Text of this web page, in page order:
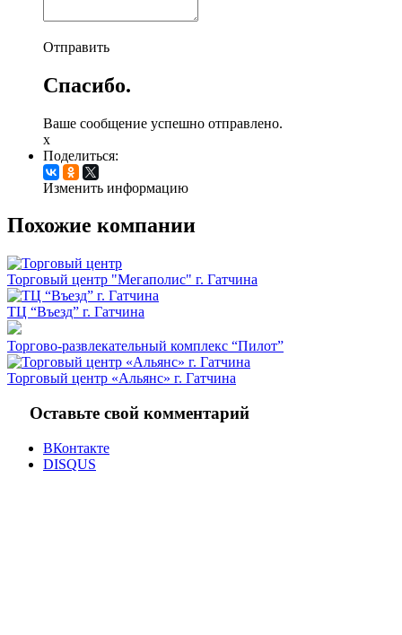
Отправить
Спасибо.
Ваше сообщение успешно отправлено.
x
Поделиться:
Изменить информацию
Похожие компании
Торговый центр "Мегаполис" г. Гатчина
ТЦ “Въезд” г. Гатчина
Торгово-развлекательный комплекс “Пилот”
Торговый центр «Альянс» г. Гатчина
Оставьте свой комментарий
ВКонтакте
DISQUS